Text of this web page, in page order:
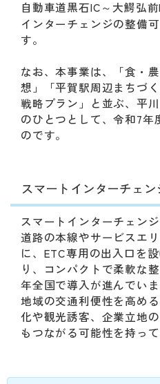
自動車道黒石IC～大鰐弘
インターチェンジの整備
す。
なお、本事業は、「食・
想」「平賀駅周辺まちづ
戦略プラン」と並ぶ、平
のひとつとして、令和7年
のです。
スマートインターチェン
スマートインターチェン
道路の本線やサービスエ
に、ETC専用の出入口を
り、コンパクトで柔軟な
年全国で導入が進んでいま
地域の交通利便性を高め
化や観光誘客、企業立地
もつながる可能性を持って